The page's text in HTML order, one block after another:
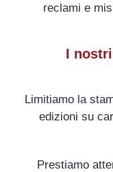
reclami e
I
Limitiamo la
edizioni su
Prestiamo